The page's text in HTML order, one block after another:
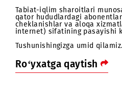
Hurmatli abonentlar!
Tabiat-iqlim sharoitlari
qator hududlardagi
cheklanishlar va aloqa
internet) sifatining
Tushunishingizga umid